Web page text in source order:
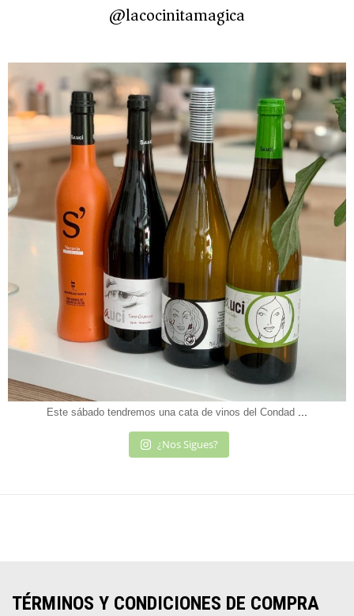
@lacocinitamagica
lacocinitamagica
Este sábado tendremos una cata de vinos del Condad
¿Nos Sigues?
TÉRMINOS Y CONDICIONES DE COMPRA